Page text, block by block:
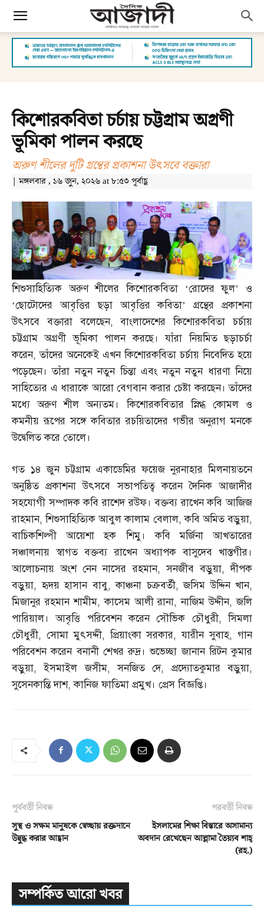
কিশোরকবিতা চর্চায় চট্টগ্রাম অগ্রণী
ভূমিকা পালন করছে
অরুণ শীলের দুটি গ্রন্থের প্রকাশনা উৎসবে বক্তারা
| মঙ্গলবার , ১৬ জুন, ২০২৬ at ৮:৫৩ পূর্বাহ্ণ
শিশুসাহিত্যিক অরুণ শীলের কিশোরকবিতা ‘রোদের ফুল’ ও
‘ছোটোদের আবৃত্তির ছড়া আবৃত্তির কবিতা’ গ্রন্থের প্রকাশনা
উৎসবে বক্তারা বলেছেন,বাংলাদেশের কিশোরকবিতা চর্চায়
চট্টগ্রাম অগ্রণী ভূমিকা পালন করছে। যাঁরা নিয়মিত ছড়াচর্চা
করেন,তাঁদের অনেকেই এখন কিশোরকবিতা চর্চায় নিবেদিত হয়ে
পড়েছেন। তাঁরা নতুন নতুন চিন্তা এবং নতুন নতুন ধারণা নিয়ে
সাহিত্যের এ ধারাকে আরো বেগবান করার চেষ্টা করছেন। তাঁদের
মধ্যে অরুণ শীল অন্যতম। কিশোরকবিতার স্নিগ্ধ কোমল ও
কমনীয় রূপের সঙ্গে কবিতার রচয়িতাদের গভীর অনুরাগ মনকে
উদ্বেলিত করে তোলে।
গত ১৪ জুন চট্টগ্রাম একাডেমির ফয়েজ নুরনাহার মিলনায়তনে
অনুষ্ঠিত প্রকাশনা উৎসবে সভাপতিত্ব করেন দৈনিক আজাদীর
সহযোগী সম্পাদক কবি রাশেদ রউফ। বক্তব্য রাখেন কবি আজিজ
রাহমান,শিশুসাহিত্যিক আবুল কালাম বেলাল,কবি অমিত বড়ুয়া,
বাচিকশিল্পী আয়েশা হক শিমু। কবি মর্জিনা আখতারের
সঞ্চালনায় স্বাগত বক্তব্য রাখেন অধ্যাপক বাসুদেব খাস্তগীর।
আলোচনায় অংশ নেন নাসের রহমান,সনজীব বড়ুয়া,দীপক
বড়ুয়া,হৃদয় হাসান বাবু,কাঞ্চনা চক্রবর্তী,জসিম উদ্দিন খান,
মিজানুর রহমান শামীম,কাসেম আলী রানা,নাজিম উদ্দীন,জলি
পারিয়াল। আবৃত্তি পরিবেশন করেন সৌভিক চৌধুরী,সিমলা
চৌধুরী, সোমা মুৎসদ্দী,প্রিয়াংকা সরকার,যারীন সুবাহ,গান
পরিবেশন করেন বনানী শেখর রুদ্র। শুভেচ্ছা জানান রিটন কুমার
বড়ুয়া,ইসমাইল জসীম,সনজিত দে, প্রদ্যোতকুমার বড়ুয়া,
সুসেনকান্তি দাশ,কানিজ ফাতিমা প্রমুখ। প্রেস বিজ্ঞপ্তি।
পূর্ববর্তী নিবন্ধ
সুস্থ ও সক্ষম মানুষকে স্বেচ্ছায় রক্তদানে
উদ্বুদ্ধ করার আহ্বান
পরবর্তী নিবন্ধ
ইসলামের শিক্ষা বিস্তারে অসামান্য
অবদান রেখেছেন আল্লামা তৈয়্যব শাহ্‌
(রহ.)
সম্পর্কিত আরো খবর